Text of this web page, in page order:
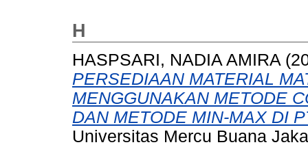
H
HASPSARI, NADIA AMIRA
PERSEDIAAN MATERIAL
MENGGUNAKAN METODE
DAN METODE MIN-MAX DI
Universitas Mercu Buana